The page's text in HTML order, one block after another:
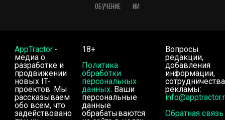
ОБУЧЕНИЕ
ИИ
AppTractor-
медиа о
разработке и
продвижении
новых IT-
проектов. Мы
рассказываем
обо всем, что
задействовано
18+
Политика
обработки
персональных
данных. Ваши
персональные
данные
обрабатываются
Вопросы
редакции,
добавления
информации,
рекламы:
Обратная связь